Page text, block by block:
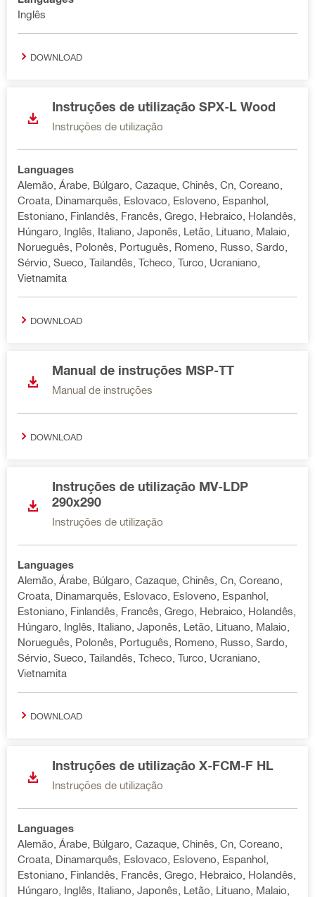
Inglês
DOWNLOAD
Instruções de utilização SPX-L Wood
Instruções de utilização
Languages
Alemão, Árabe, Búlgaro, Cazaque, Chinês, Cn, Coreano,
Croata, Dinamarquês, Eslovaco, Esloveno, Espanhol,
Estoniano, Finlandês, Francês, Grego, Hebraico, Holandês,
Húngaro, Inglês, Italiano, Japonês, Letão, Lituano, Malaio,
Norueguês, Polonês, Português, Romeno, Russo, Sardo,
Sérvio, Sueco, Tailandês, Tcheco, Turco, Ucraniano,
Vietnamita
DOWNLOAD
Manual de instruções MSP-TT
Manual de instruções
DOWNLOAD
Instruções de utilização MV-LDP
290x290
Instruções de utilização
Languages
Alemão, Árabe, Búlgaro, Cazaque, Chinês, Cn, Coreano,
Croata, Dinamarquês, Eslovaco, Esloveno, Espanhol,
Estoniano, Finlandês, Francês, Grego, Hebraico, Holandês,
Húngaro, Inglês, Italiano, Japonês, Letão, Lituano, Malaio,
Norueguês, Polonês, Português, Romeno, Russo, Sardo,
Sérvio, Sueco, Tailandês, Tcheco, Turco, Ucraniano,
Vietnamita
DOWNLOAD
Instruções de utilização X-FCM-F HL
Instruções de utilização
Languages
Alemão, Árabe, Búlgaro, Cazaque, Chinês, Cn, Coreano,
Croata, Dinamarquês, Eslovaco, Esloveno, Espanhol,
Estoniano, Finlandês, Francês, Grego, Hebraico, Holandês,
Húngaro, Inglês, Italiano, Japonês, Letão, Lituano, Malaio,